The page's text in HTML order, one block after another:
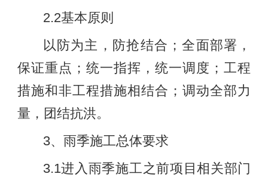
2.2基本原则
以防为主，防抢结合；全面部署，
保证重点；统一指挥，统一调度；工程
措施和非工程措施相结合；调动全部力
量，团结抗洪。
3、雨季施工总体要求
3.1进入雨季施工之前项目相关部门